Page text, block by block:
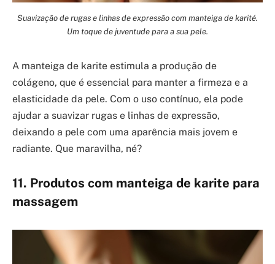
Suavização de rugas e linhas de expressão com manteiga de karité.
Um toque de juventude para a sua pele.
A manteiga de karite estimula a produção de
colágeno, que é essencial para manter a firmeza e a
elasticidade da pele. Com o uso contínuo, ela pode
ajudar a suavizar rugas e linhas de expressão,
deixando a pele com uma aparência mais jovem e
radiante. Que maravilha, né?
11. Produtos com manteiga de karite para
massagem